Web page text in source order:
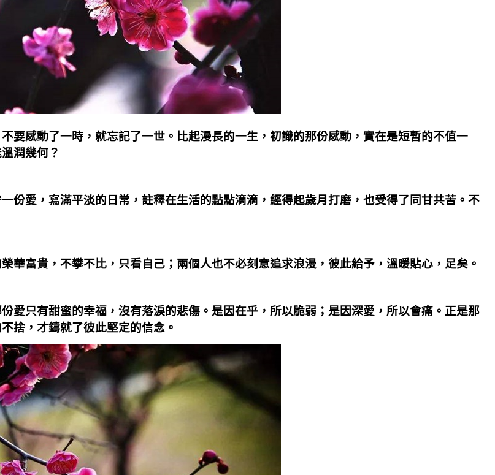
要感動了一時，就忘記了一世。比起漫長的一生，初識的那份感動，實在是短暫的不值一
潤幾何？
份愛，寫滿平淡的日常，註釋在生活的點點滴滴，經得起歲月打磨，也受得了同甘共苦。不
華富貴，不攀不比，只看自己；兩個人也不必刻意追求浪漫，彼此給予，溫暖貼心，足矣。
愛只有甜蜜的幸福，沒有落淚的悲傷。是因在乎，所以脆弱；是因深愛，所以會痛。正是那
捨，才鑄就了彼此堅定的信念。